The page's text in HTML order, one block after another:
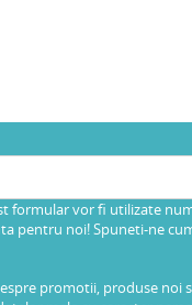
formular vor fi utilizate
pentru noi! Spuneti-ne
promotii, produse noi